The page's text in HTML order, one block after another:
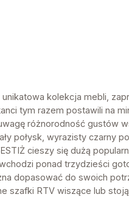
unikatowa kolekcja mebli,
tym razem postawili na
różnorodność gustów
połysk, wyrazisty czarny
cieszy się dużą
ponad trzydzieści
dopasować do swoich
szafki RTV wiszące lub